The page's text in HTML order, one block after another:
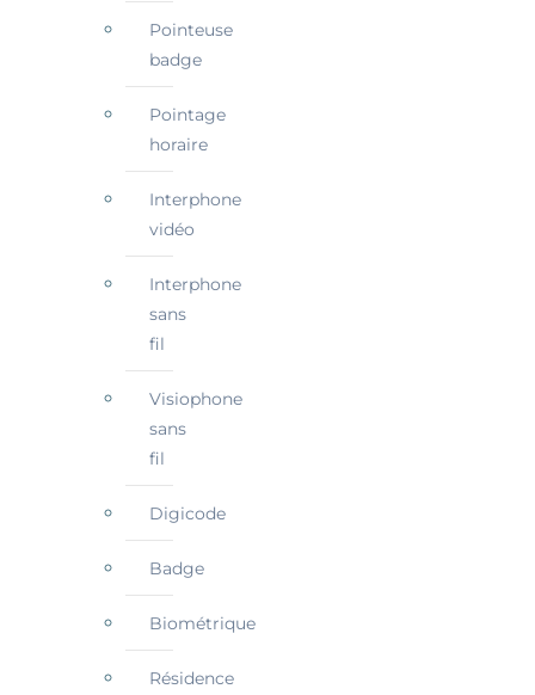
Pointeuse
badge
Pointage
horaire
Interphone
vidéo
Interphone
sans
fil
Visiophone
sans
fil
Digicode
Badge
Biométrique
Résidence